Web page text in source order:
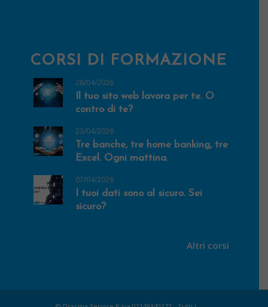
CORSI DI FORMAZIONE
28/04/2026
Il tuo sito web lavora per te. O
contro di te?
23/04/2026
Tre banche, tre home banking, tre
Excel. Ogni mattina.
07/04/2026
I tuoi dati sono al sicuro. Sei
sicuro?
Altri corsi